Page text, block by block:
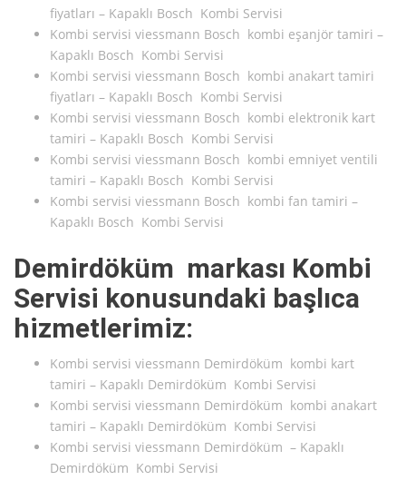
fiyatları – Kapaklı Bosch Kombi Servisi
Kombi servisi viessmann Bosch kombi eşanjör tamiri –
Kapaklı Bosch Kombi Servisi
Kombi servisi viessmann Bosch kombi anakart tamiri
fiyatları – Kapaklı Bosch Kombi Servisi
Kombi servisi viessmann Bosch kombi elektronik kart
tamiri – Kapaklı Bosch Kombi Servisi
Kombi servisi viessmann Bosch kombi emniyet ventili
tamiri – Kapaklı Bosch Kombi Servisi
Kombi servisi viessmann Bosch kombi fan tamiri –
Kapaklı Bosch Kombi Servisi
Demirdöküm markası Kombi
Servisi konusundaki başlıca
hizmetlerimiz:
Kombi servisi viessmann Demirdöküm kombi kart
tamiri – Kapaklı Demirdöküm Kombi Servisi
Kombi servisi viessmann Demirdöküm kombi anakart
tamiri – Kapaklı Demirdöküm Kombi Servisi
Kombi servisi viessmann Demirdöküm – Kapaklı
Demirdöküm Kombi Servisi